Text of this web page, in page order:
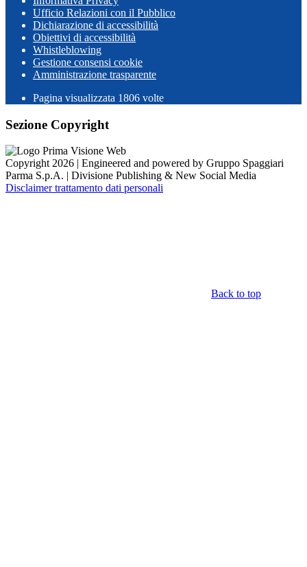
Ufficio Relazioni con il Pubblico
Dichiarazione di accessibilità
Obiettivi di accessibilità
Whistleblowing
Gestione consensi cookie
Amministrazione trasparente
Pagina visualizzata 1806 volte
Sezione Copyright
Copyright 2026 | Engineered and powered by Gruppo Spaggiari
Parma S.p.A. | Divisione Publishing & New Social Media
Disclaimer trattamento dati personali
Back to top